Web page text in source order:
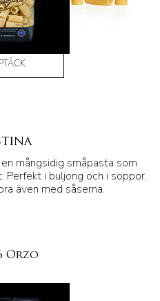
mångsidig småpasta som
i buljong och i soppor,
även med såserna.
Orzo